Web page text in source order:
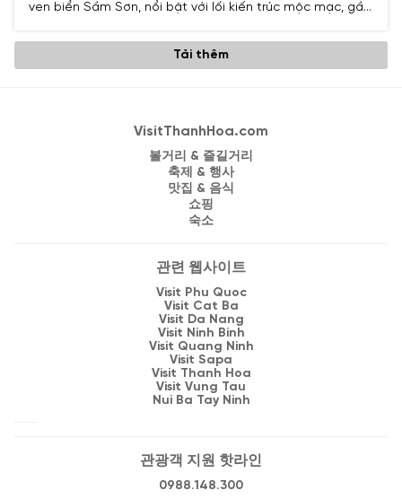
ven biển Sầm Sơn, nổi bật với lối kiến trúc mộc mạc, gần
khách trải nghiệm thư giãn trong không gian đậm chất
Tải thêm
VisitThanhHoa.com
볼거리 & 즐길거리
축제 & 행사
맛집 & 음식
쇼핑
숙소
관련 웹사이트
Visit Phu Quoc
Visit Cat Ba
Visit Da Nang
Visit Ninh Binh
Visit Quang Ninh
Visit Sapa
Visit Thanh Hoa
Visit Vung Tau
Nui Ba Tay Ninh
관광객 지원 핫라인
0988.148.300